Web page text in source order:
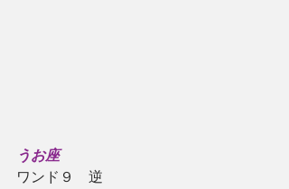
うお座
ワンド９　逆